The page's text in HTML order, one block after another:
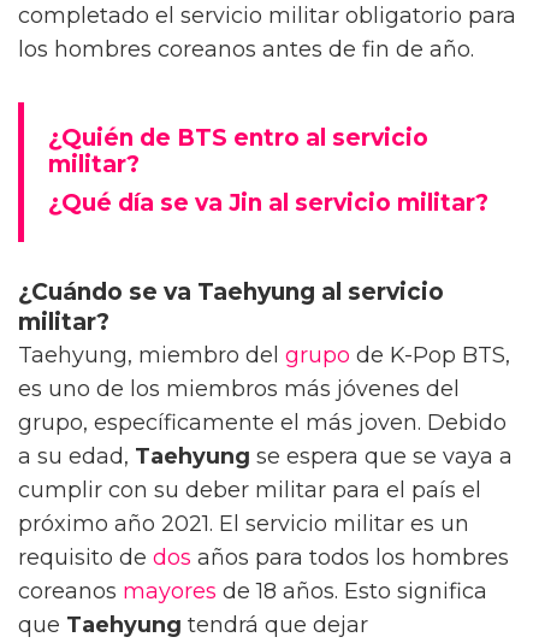
completado el servicio militar obligatorio para
los hombres coreanos antes de fin de año.
¿Quién de BTS entro al servicio
militar?
¿Qué día se va Jin al servicio militar?
¿Cuándo se va Taehyung al servicio
militar?
Taehyung, miembro del grupo de K-Pop BTS,
es uno de los miembros más jóvenes del
grupo, específicamente el más joven. Debido
a su edad, Taehyung se espera que se vaya a
cumplir con su deber militar para el país el
próximo año 2021. El servicio militar es un
requisito de dos años para todos los hombres
coreanos mayores de 18 años. Esto significa
que Taehyung tendrá que dejar